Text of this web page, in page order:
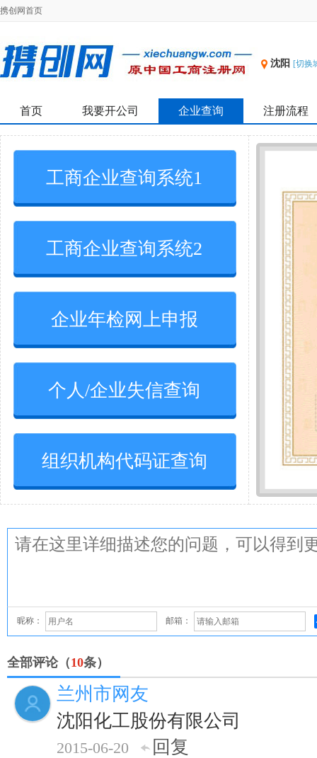
携创网首页
沈阳 [切换
首页 我要开公司 企业查询 注册流程
工商企业查询系统1
工商企业查询系统2
企业年检网上申报
个人/企业失信查询
组织机构代码证查询
昵称： 邮箱：
全部评论（10条）
兰州市网友
沈阳化工股份有限公司
2015-06-20
回复